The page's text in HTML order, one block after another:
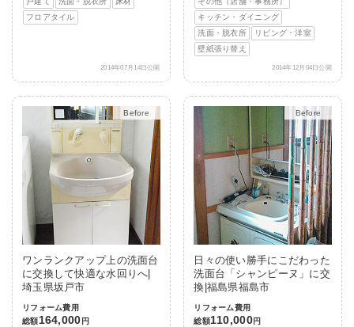
フロアタイル
2014年07月14日公開
キッチン・ダイニング
洗面・脱衣所
リビング・洋室
壁紙張り替え
2014年12月04日公開
After
ワンランクアップ上の洗面台
に交換して快適な水回りへ|
埼玉県坂戸市
リフォーム費用
総額164,000 円
After
日々の使い勝手にこだわった
洗面台「シャンピーヌ」に交
換|福島県福島市
リフォーム費用
総額110,000円